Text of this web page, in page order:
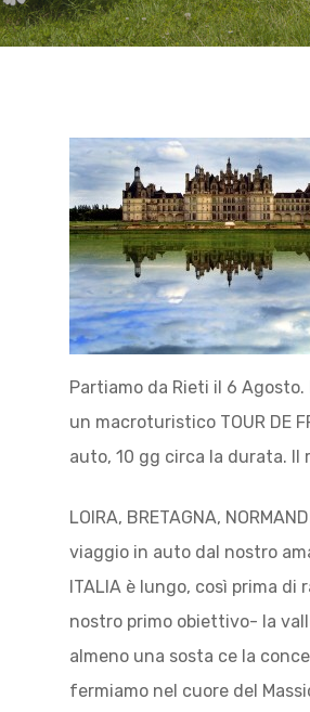
Partiamo da Rieti il 6
un macroturistico TOUR DE
auto, 10 gg circa la durata. Il
LOIRA, BRETAGNA,
viaggio in auto dal nostro
ITALIA è lungo, così prima di
nostro primo obiettivo- la
almeno una sosta ce la
fermiamo nel cuore del